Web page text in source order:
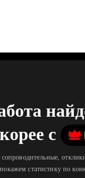
c
статистику по